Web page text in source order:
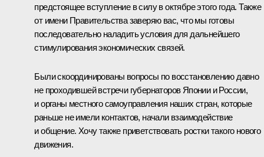
предстоящее вступление в силу в октябре этого года. Также
от имени Правительства заверяю вас, что мы готовы
последовательно наладить условия для дальнейшего
стимулирования экономических связей.
Были скоординированы вопросы по восстановлению давно
не проходившей встречи губернаторов Японии и России,
и органы местного самоуправления наших стран, которые
раньше не имели контактов, начали взаимодействие
и общение. Хочу также приветствовать ростки такого нового
движения.